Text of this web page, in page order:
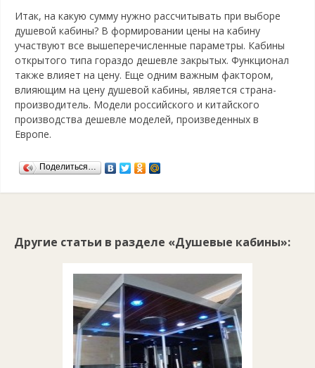
Итак, на какую сумму нужно рассчитывать при выборе
душевой кабины? В формировании цены на кабину
участвуют все вышеперечисленные параметры. Кабины
открытого типа гораздо дешевле закрытых. Функционал
также влияет на цену. Еще одним важным фактором,
влияющим на цену душевой кабины, является страна-
производитель. Модели российского и китайского
производства дешевле моделей, произведенных в
Европе.
Поделиться…
Другие статьи в разделе «Душевые кабины»: